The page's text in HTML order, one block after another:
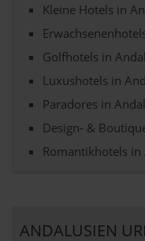
Kleine Hotels in
Golfhotels in
Luxushotels in
Paradores in
Design- &
Romantikhotels in
ANDALUSIEN